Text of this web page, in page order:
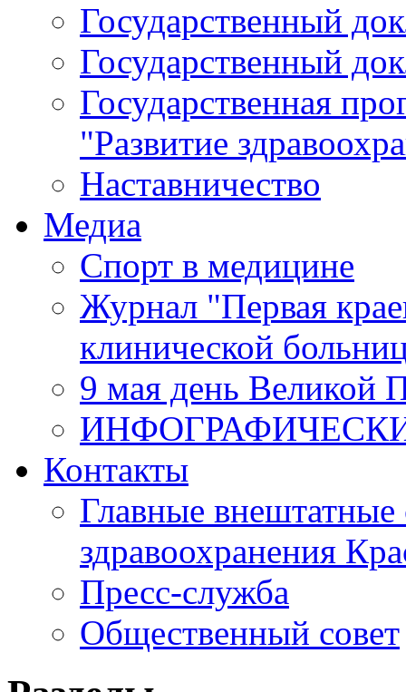
Государственный
Государственный
Государственная
"Развитие
Наставничество
Медиа
Спорт в медицине
Журнал "Первая
клинической
9 мая день Великой
Контакты
Главные внештатные
здравоохранения
Пресс-служба
Общественный совет